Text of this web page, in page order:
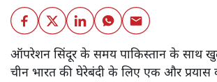
ऑपरेशन सिंदूर के समय पाकिस्तान के साथ
चीन भारत की घेरेबंदी के लिए एक और प्रयास